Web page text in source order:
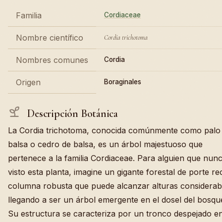
Familia Cordiaceae
Nombre científico Cordia trichotoma
Nombres comunes Cordia
Origen Boraginales
Descripción Botánica
La Cordia trichotoma, conocida comúnmente como palo
balsa o cedro de balsa, es un árbol majestuoso que
pertenece a la familia Cordiaceae. Para alguien que
visto esta planta, imagine un gigante forestal de porte
columna robusta que puede alcanzar alturas
llegando a ser un árbol emergente en el dosel del
Su estructura se caracteriza por un tronco despejado